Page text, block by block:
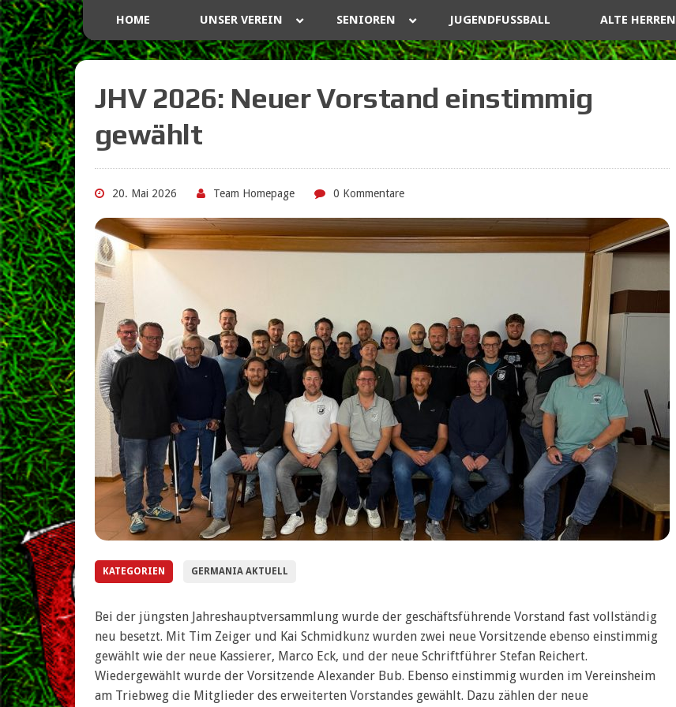
HOME UNSER VEREIN SENIOREN JUGENDFUSSBALL ALTE HERREN
JHV 2026: Neuer Vorstand einstimmig
gewählt
20. Mai 2026 Team Homepage 0 Kommentare
KATEGORIEN GERMANIA AKTUELL
Bei der jüngsten Jahreshauptversammlung wurde der geschäftsführende Vorstand fast vollständig
neu besetzt. Mit Tim Zeiger und Kai Schmidkunz wurden zwei neue Vorsitzende ebenso einstimmig
gewählt wie der neue Kassierer, Marco Eck, und der neue Schriftführer Stefan Reichert.
Wiedergewählt wurde der Vorsitzende Alexander Bub. Ebenso einstimmig wurden im Vereinsheim
am Triebweg die Mitglieder des erweiterten Vorstandes gewählt. Dazu zählen der neue